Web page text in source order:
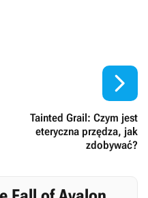
Tainted Grail: Czym jest
eteryczna przędza, jak
zdobywać?
